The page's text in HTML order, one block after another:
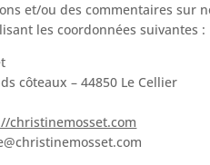
et/ou des commentaires sur
les coordonnées suivantes :
côteaux – 44850 Le Cellier
christinemosset.com
christinemosset.com